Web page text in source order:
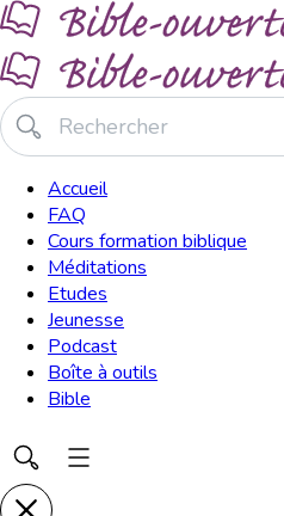
Accueil
FAQ
Cours formation biblique
Méditations
Etudes
Jeunesse
Podcast
Boîte à outils
Bible